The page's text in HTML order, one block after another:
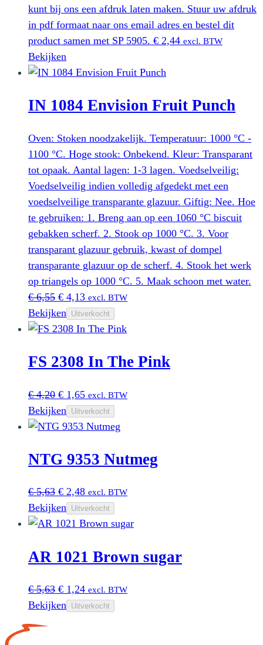
kunt bij ons een afdruk laten maken. Stuur uw afdruk
in pdf formaat naar ons email adres en bestel dit
product samen met SP 5905. € 2,44 excl. BTW
Bekijken
IN 1084 Envision Fruit Punch
Oven: Stoken noodzakelijk. Temperatuur: 1000 °C -
1100 °C. Hoge stook: Onbekend. Kleur: Transparant
tot opaak. Aantal lagen: 1-3 lagen. Voedselveilig:
Voedselveilig indien volledig afgedekt met een
voedselveilige transparante glazuur. Giftig: Nee. Hoe
te gebruiken: 1. Breng aan op een 1060 °C biscuit
gebakken scherf. 2. Stook op 1000 °C. 3. Voor
transparant glazuur gebruik, kwast of dompel
transparante glazuur op de scherf. 4. Stook het werk
op triangels op 1000 °C. 5. Maak schoon met water.
€6,55 Oorspronkelijke
prijs
was:
€ 4,13Huidige
prijs
is:
excl. BTW
Bekijken Uitverkocht
FS 2308 In The Pink
€4,20 Oorspronkelijke
prijs
was:
€ 1,65Huidige
prijs
is:
excl. BTW
Bekijken Uitverkocht
NTG 9353 Nutmeg
€5,63 Oorspronkelijke
prijs
was:
€ 2,48Huidige
prijs
is:
excl. BTW
Bekijken Uitverkocht
AR 1021 Brown sugar
€5,63 Oorspronkelijke
prijs
€ 1,24Huidige
prijs
excl. BTW
Bekijken Uitverkocht